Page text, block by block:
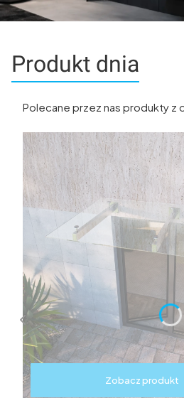
Produkt dnia
Polecane przez nas produkty z
Zobacz produkt